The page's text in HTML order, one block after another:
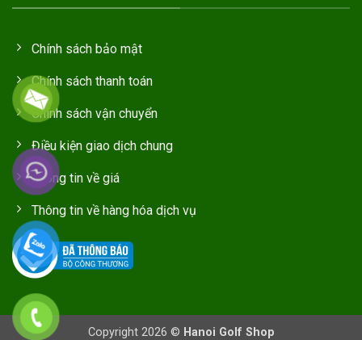
Chính sách bảo mật
Chính sách thanh toán
Chính sách vận chuyển
Điều kiện giao dịch chung
Thông tin về giá
Thông tin về hàng hóa dịch vụ
Copyright 2026 © Hanoi Golf Shop